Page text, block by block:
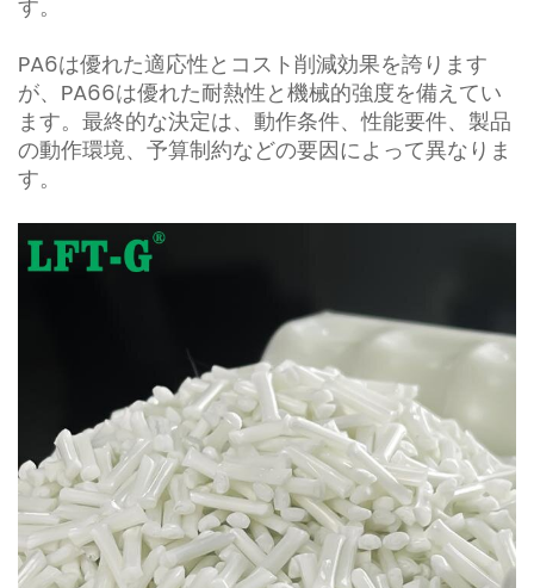
す。
PA6は優れた適応性とコスト削減効果を誇ります
が、PA66は優れた耐熱性と機械的強度を備えてい
ます。最終的な決定は、動作条件、性能要件、製品
の動作環境、予算制約などの要因によって異なりま
す。